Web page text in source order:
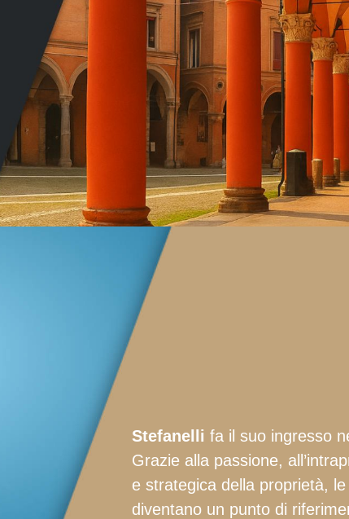
Stefanelli fa il suo ingresso
Grazie alla passione,
e strategica della proprietà,
diventano un punto di